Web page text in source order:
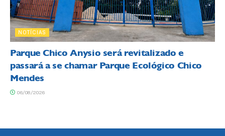
NOTÍCIAS
Parque Chico Anysio será revitalizado e
passará a se chamar Parque Ecológico Chico
Mendes
06/08/2026